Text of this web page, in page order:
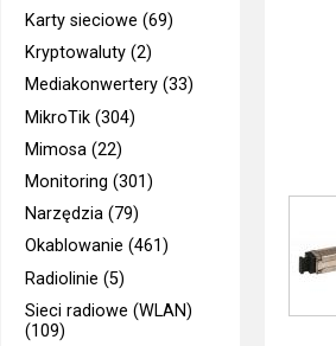
Karty sieciowe (69)
Kryptowaluty (2)
Mediakonwertery (33)
MikroTik (304)
Mimosa (22)
Monitoring (301)
Narzędzia (79)
Okablowanie (461)
Radiolinie (5)
Sieci radiowe (WLAN)
(109)